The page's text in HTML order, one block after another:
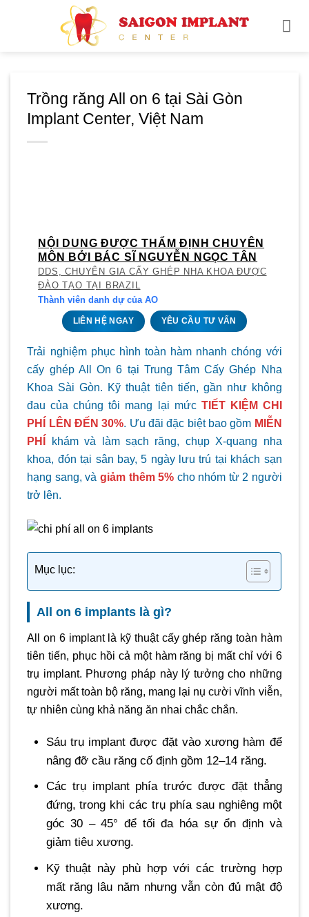
Trồng răng All on 6 tại Sài Gòn
Implant Center, Việt Nam
NỘI DUNG ĐƯỢC THẨM ĐỊNH CHUYÊN
MÔN BỞI BÁC SĨ NGUYỄN NGỌC TÂN
DDS, CHUYÊN GIA CẤY GHÉP NHA KHOA ĐƯỢC
ĐÀO TẠO TẠI BRAZIL
Thành viên danh dự của AO
LIÊN HỆ NGAY YÊU CẦU TƯ VẤN
Trải nghiệm phục hình toàn hàm nhanh chóng với
cấy ghép All On 6 tại Trung Tâm Cấy Ghép Nha
Khoa Sài Gòn. Kỹ thuật tiên tiến, gần như không
đau của chúng tôi mang lại mức TIẾT KIỆM CHI
PHÍ LÊN ĐẾN 30%. Ưu đãi đặc biệt bao gồm MIỄN
PHÍ khám và làm sạch răng, chụp X-quang nha
khoa, đón tại sân bay, 5 ngày lưu trú tại khách sạn
hạng sang, và giảm thêm 5% cho nhóm từ 2 người
trở lên.
Mục lục:
All on 6 implants là gì?
All on 6 implant là kỹ thuật cấy ghép răng toàn hàm
tiên tiến, phục hồi cả một hàm răng bị mất chỉ với 6
trụ implant. Phương pháp này lý tưởng cho những
người mất toàn bộ răng, mang lại nụ cười vĩnh viễn,
tự nhiên cùng khả năng ăn nhai chắc chắn.
Sáu trụ implant được đặt vào xương hàm để
nâng đỡ cầu răng cố định gồm 12–14 răng.
Các trụ implant phía trước được đặt thẳng
đứng, trong khi các trụ phía sau nghiêng một
góc 30 – 45° để tối đa hóa sự ổn định và
giảm tiêu xương.
Kỹ thuật này phù hợp với các trường hợp
mất răng lâu năm nhưng vẫn còn đủ mật độ
xương.